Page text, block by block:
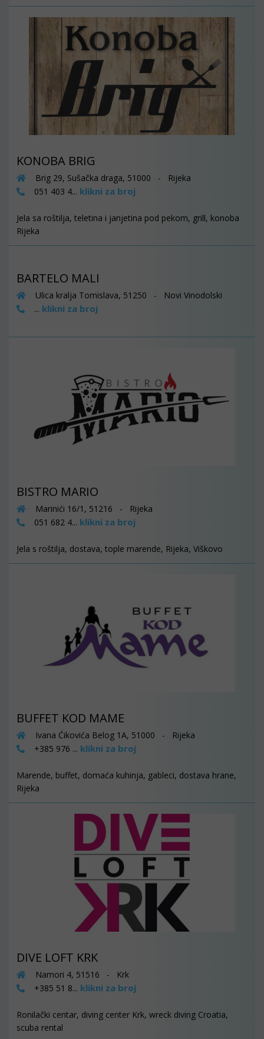
KONOBA BRIG
Brig 29, Sušačka draga, 51000 - Rijeka
051 403 4... klikni za broj
Jela sa roštilja, teletina i janjetina pod pekom, grill, konoba
Rijeka
BARTELO MALI
Ulica kralja Tomislava, 51250 - Novi Vinodolski
... klikni za broj
BISTRO MARIO
Marinići 16/1, 51216 - Rijeka
051 682 4... klikni za broj
Jela s roštilja, dostava, tople marende, Rijeka, Viškovo
BUFFET KOD MAME
Ivana Ćikovića Belog 1A, 51000 - Rijeka
+385 976 ... klikni za broj
Marende, buffet, domaća kuhinja, gableci, dostava hrane,
Rijeka
DIVE LOFT KRK
Namori 4, 51516 - Krk
+385 51 8... klikni za broj
Ronilački centar, diving center Krk, wreck diving Croatia,
scuba rental